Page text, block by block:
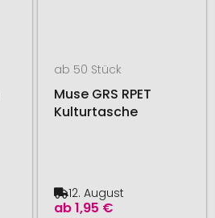
ab 50 Stück
Muse GRS RPET
Kulturtasche
ab1,95 €
12. August